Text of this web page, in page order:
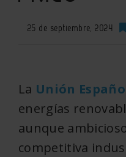
25 de septiembre, 2024
La Unión
energías
aunque
competitiva